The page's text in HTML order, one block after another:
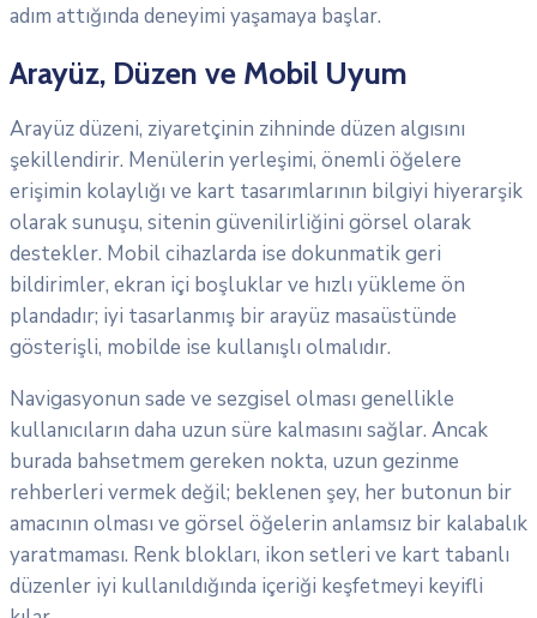
adım attığında deneyimi yaşamaya başlar.
Arayüz, Düzen ve Mobil Uyum
Arayüz düzeni, ziyaretçinin zihninde düzen algısını
şekillendirir. Menülerin yerleşimi, önemli öğelere
erişimin kolaylığı ve kart tasarımlarının bilgiyi hiyerarşik
olarak sunuşu, sitenin güvenilirliğini görsel olarak
destekler. Mobil cihazlarda ise dokunmatik geri
bildirimler, ekran içi boşluklar ve hızlı yükleme ön
plandadır; iyi tasarlanmış bir arayüz masaüstünde
gösterişli, mobilde ise kullanışlı olmalıdır.
Navigasyonun sade ve sezgisel olması genellikle
kullanıcıların daha uzun süre kalmasını sağlar. Ancak
burada bahsetmem gereken nokta, uzun gezinme
rehberleri vermek değil; beklenen şey, her butonun bir
amacının olması ve görsel öğelerin anlamsız bir kalabalık
yaratmaması. Renk blokları, ikon setleri ve kart tabanlı
düzenler iyi kullanıldığında içeriği keşfetmeyi keyifli